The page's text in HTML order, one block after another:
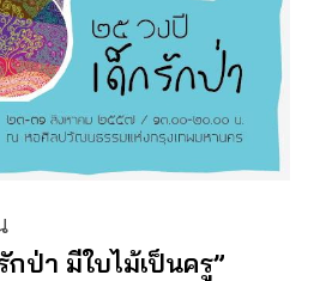
ป่า มีใบไม้เป็นครู”